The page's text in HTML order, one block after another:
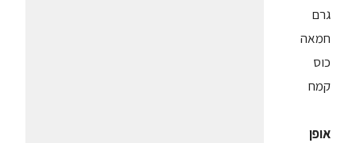
גרם
חמאה
כוס
קמח
אופן